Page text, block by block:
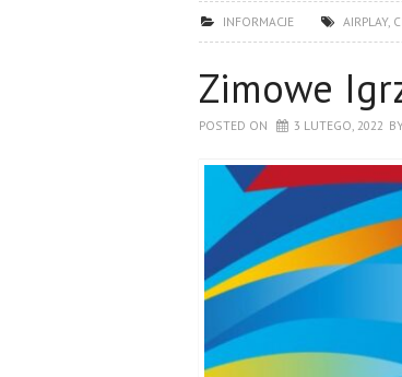
INFORMACJE AIRPLAY,
Zimowe
POSTED ON 3 LUTEGO, 2022